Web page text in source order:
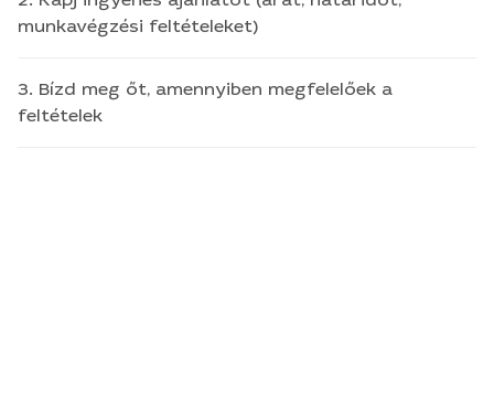
munkavégzési feltételeket)
3. Bízd meg őt, amennyiben megfelelőek a
feltételek